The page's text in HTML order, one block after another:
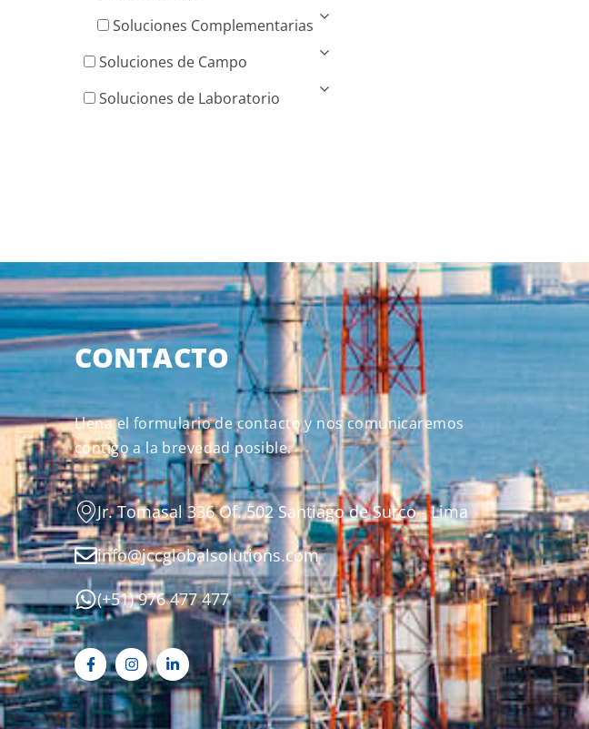
Soluciones Complementarias
Soluciones de Campo
Soluciones de Laboratorio
CONTACTO
Llena el formulario de contacto y nos comunicaremos
contigo a la brevedad posible.
Jr. Tomasal 336 Of. 502 Santiago de Surco - Lima
info@jccglobalsolutions.com
(+51) 976 477 477